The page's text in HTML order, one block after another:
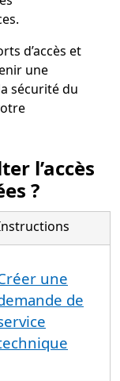
d’accès et
une
sécurité du
l’accès
?
une
de